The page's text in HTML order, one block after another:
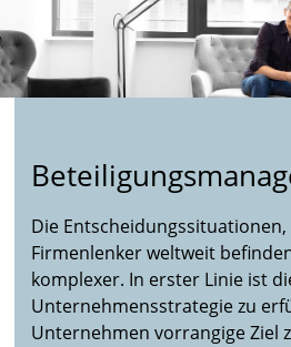
Die
Firmenlenker weltweit
komplexer. In erster Linie ist
Unternehmensstrategie zu
Unternehmen vorrangige Ziel